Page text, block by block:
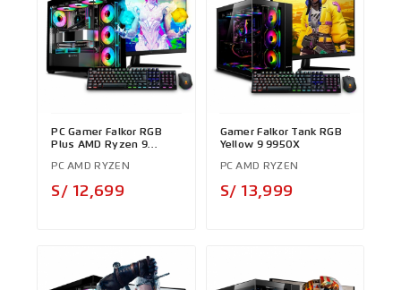
PC Gamer Falkor RGB
Plus AMD Ryzen 9
PC AMD RYZEN
S/ 12,699
Gamer Falkor Tank RGB
Yellow 9 9950X
PC AMD RYZEN
S/ 13,999